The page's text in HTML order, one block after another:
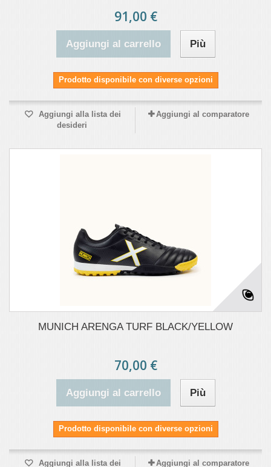
91,00 €
Aggiungi al carrello Più
Prodotto disponibile con diverse opzioni
Aggiungi alla lista dei
desideri
Aggiungi al comparatore
MUNICH ARENGA TURF BLACK/YELLOW
70,00 €
Aggiungi al carrello Più
Prodotto disponibile con diverse opzioni
Aggiungi alla lista dei Aggiungi al comparatore